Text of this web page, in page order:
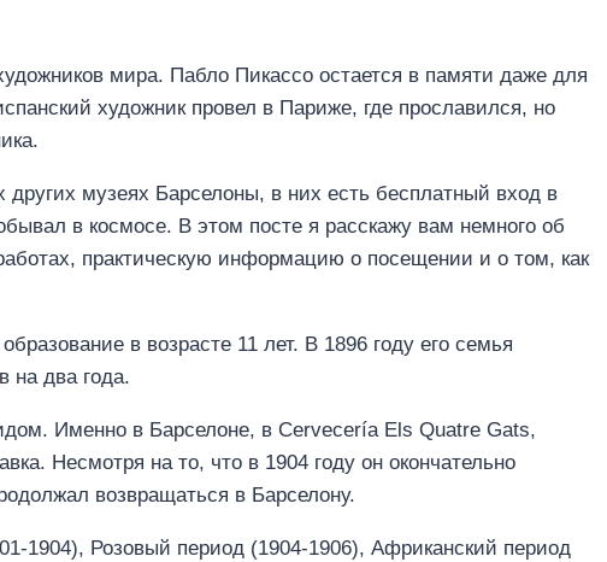
мира. Пабло Пикассо остается в памяти даже для
художник провел в Париже, где прославился, но
музеях Барселоны, в них есть бесплатный вход в
в космосе. В этом посте я расскажу вам немного об
практическую информацию о посещении и о том, как
в возрасте 11 лет. В 1896 году его семья
на два года.
Именно в Барселоне, в Cervecería Els Quatre Gats,
Несмотря на то, что в 1904 году он окончательно
возвращаться в Барселону.
1904), Розовый период (1904-1906), Африканский период